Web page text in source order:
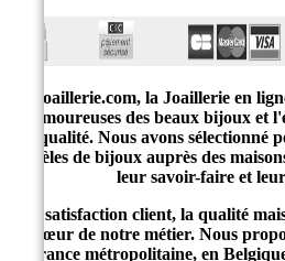
E-joaillerie.com, la Joaillerie en
amoureuses des beaux bijoux et
qualité. Nous avons sélectionné
modèles de bijoux auprès des
leur savoir-faire et
La satisfaction client, la qualité
au cœur de notre métier. Nous
France métropolitaine, en